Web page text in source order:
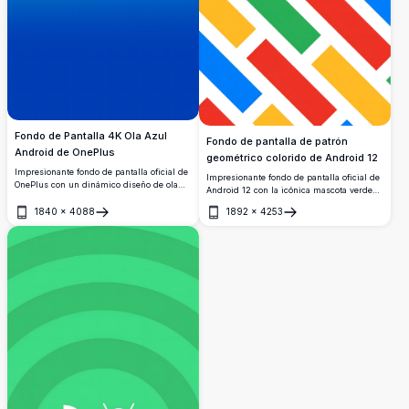
Fondo de Pantalla 4K Ola Azul
Android de OnePlus
Impresionante fondo de pantalla oficial de
OnePlus con un dinámico diseño de ola
para dispositivos Android, este fondo de
pantalla 4K de alta resolución ofrece
colores vibrantes y una estética moderna y
1840 × 4088
Abrir
Fondo de pantalla de patrón
geométrico colorido de Android 12
Impresionante fondo de pantalla oficial de
Android 12 con la icónica mascota verde
franjas diagonales en los colores
1892 × 4253
Abrir